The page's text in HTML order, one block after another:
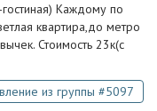
Каждому по
квартира,до метро
Стоимость 23к(с
из группы #5097